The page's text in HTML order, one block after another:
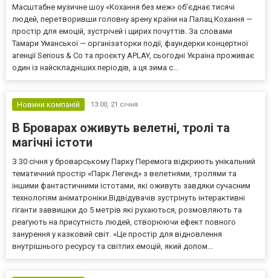
Масштабне музичне шоу «Кохання без меж» об’єднає тисячі
людей, перетворивши головну арену країни на Палац Кохання —
простір для емоцій, зустрічей і щирих почуттів. За словами
Тамари Уманської — організаторки події, фаундерки концертної
агенції Serious & Co та проєкту APLAY, сьогодні Україна проживає
один із найскладніших періодів, а ця зима с...
Новини компаній 13:00, 21 січня
В Броварах оживуть велетні, тролі та
магічні істоти
З 30 січня у броварському Парку Перемога відкриють унікальний
тематичний простір «Парк Легенд» з велетнями, тролями та
іншими фантастичними істотами, які оживуть завдяки сучасним
технологіям аніматроніки.Відвідувачів зустрінуть інтерактивні
гіганти заввишки до 5 метрів які рухаються, розмовляють та
реагують на присутність людей, створюючи ефект повного
занурення у казковий світ. «Це простір для відновлення
внутрішнього ресурсу та світлих емоцій, який допом...